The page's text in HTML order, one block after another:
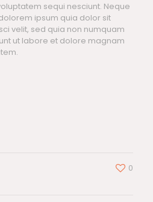
sequi nesciunt. Neque
ipsum quia dolor sit
velit, sed quia non numquam
ut labore et dolore magnam
0